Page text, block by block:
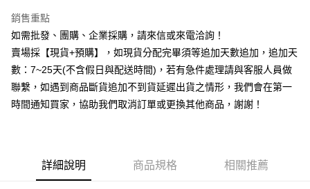
AFTEE先享後付
相關說明
【關於「AFTEE先享後付」】
AFTEE先享後付是「在收到商品之後才付款」的支付方式。 讓您購物簡單
便利好安心！
１．簡單：不需註冊會員、不需綁卡、不需儲值。
２．便利：只要手機號碼，簡訊認證，即可結帳。
結帳頁面，進行簡訊認證並確認金額後，即可完成結帳。
貨到付款
每筆NT$60，滿NT$490(含以上)免運費
銷售重點
如需批發、團購、企業採購，請來信或來電洽詢！
賣場採【現貨+預購】，如現貨分配完畢須等追加天數追加，追加天
數：7~25天(不含假日與配送時間)，若有急件處理請與客服人員做
聯繫，如遇到商品斷貨追加不到貨延遲出貨之情形，我們會在第一
時間通知買家，協助我們取消訂單或更換其他商品，謝謝！
詳細說明 商品規格 相關推薦